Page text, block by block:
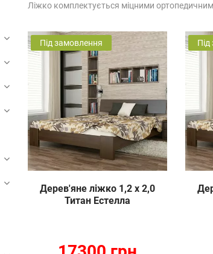
Ліжко комплектується міцними
Під замовлення
Дерев'яне ліжко 1,2 х 2,0
Титан Естелла